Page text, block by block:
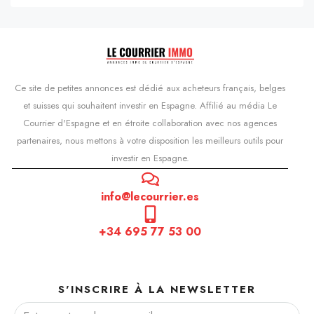
Ce site de petites annonces est dédié aux acheteurs français, belges
et suisses qui souhaitent investir en Espagne. Affilié au média Le
Courrier d'Espagne et en étroite collaboration avec nos agences
partenaires, nous mettons à votre disposition les meilleurs outils pour
investir en Espagne.
info@lecourrier.es
+34 695 77 53 00
S'INSCRIRE À LA NEWSLETTER